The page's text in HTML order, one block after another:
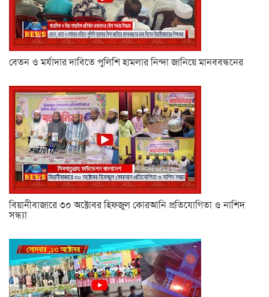
বেতন ও মর্যাদার দাবিতে পুলিশি হামলার নিন্দা জানিয়ে মানববন্ধনের
বিয়ানীবাজারে ৩০ অক্টোবর হিফজুল কোরআনি প্রতিযোগিতা ও নাশিদ
সন্ধ্যা